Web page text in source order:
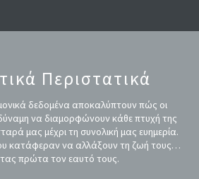
Περιστατικά
δεδομένα αποκαλύπτουν πώς οι
να διαμορφώνουν κάθε πτυχή της
μας μέχρι τη συνολική μας ευημερία.
κατάφεραν να αλλάξουν τη ζωή τους…
πρώτα τον εαυτό τους.